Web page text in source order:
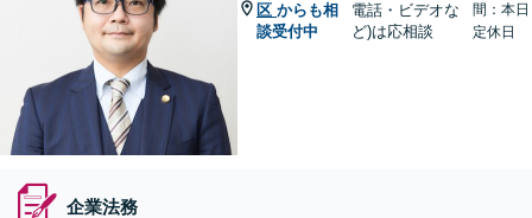
区 からも相
談受付中
電話・ビデオな
ど)は応相談
間：本日
定休日
企業法務